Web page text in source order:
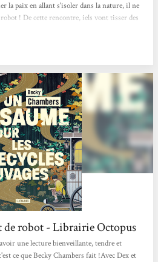
la paix en allant s'isoler dans la nature, il ne
! De cette rencontre, iels vont tisser des
touchant, sensible, rempli d'optimisme et
de robot - Librairie Octopus
une lecture bienveillante, tendre et
ce que Becky Chambers fait !Avec Dex et